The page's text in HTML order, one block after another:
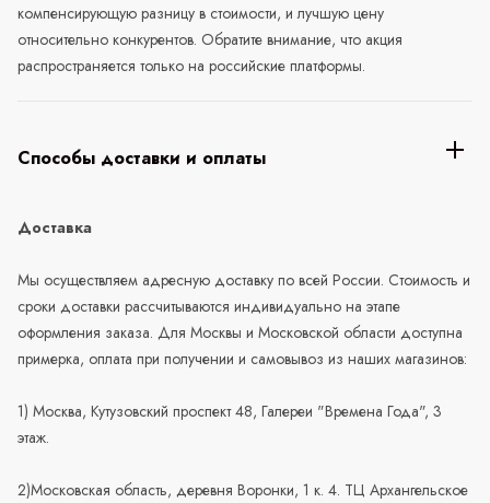
компенсирующую разницу в стоимости, и лучшую цену
относительно конкурентов. Обратите внимание, что акция
распространяется только на российские платформы.
Способы доставки и оплаты
Доставка
Мы осуществляем адресную доставку по всей России. Стоимость и
сроки доставки рассчитываются индивидуально на этапе
оформления заказа. Для Москвы и Московской области доступна
примерка, оплата при получении и самовывоз из наших магазинов:
1) Москва, Кутузовский проспект 48, Галереи "Времена Года", 3
этаж.
2)Московская область, деревня Воронки, 1 к. 4. ТЦ Архангельское